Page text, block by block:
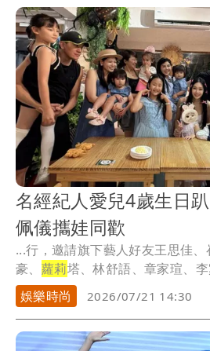
名經紀人愛兒4歲生日
佩儀攜娃同歡
...行，邀請旗下藝人好友王思佳
豪、 蘿莉塔、林舒語、章家瑄、
姐）等...
娛樂時尚 2026/07/21 14:30